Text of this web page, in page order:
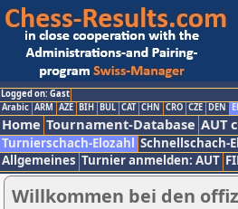
Logged on: Gast
Arabic ARM AZE BIH BUL CAT CHN CRO CZE DEN
Home Tournament-Database AUT
Turnierschach-Elozahl Schnellschach-
Allgemeines Turnier anmelden: AUT
Willkommen bei den